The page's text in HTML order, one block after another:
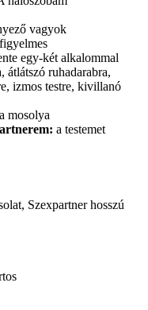
vagyok
figyelmes
egy-két alkalommal
átlátszó ruhadarabra,
izmos testre, kivillanó
a mosolya
a testemet
Szexpartner hosszú